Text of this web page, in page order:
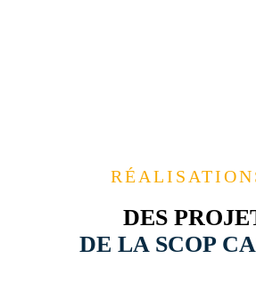
DES
DE LA SCOP